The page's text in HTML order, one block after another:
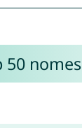
50 nomes